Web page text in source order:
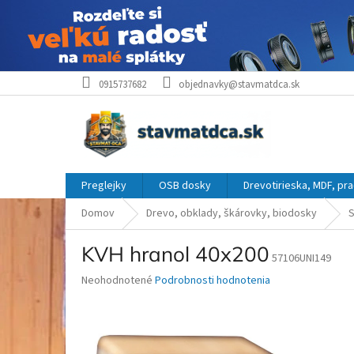
na
0915737682 objednavky@stavmatdca.sk
Preglejky OSB dosky Drevotirieska, MDF,
Domov
Drevo, obklady, škárovky, biodosky
KVH hranol 40x200 57106UNI149
Priemerné
Neohodnotené Podrobnosti hodnotenia